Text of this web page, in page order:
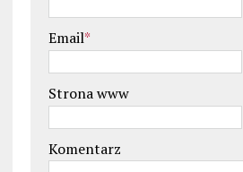
Email*
Strona www
Komentarz